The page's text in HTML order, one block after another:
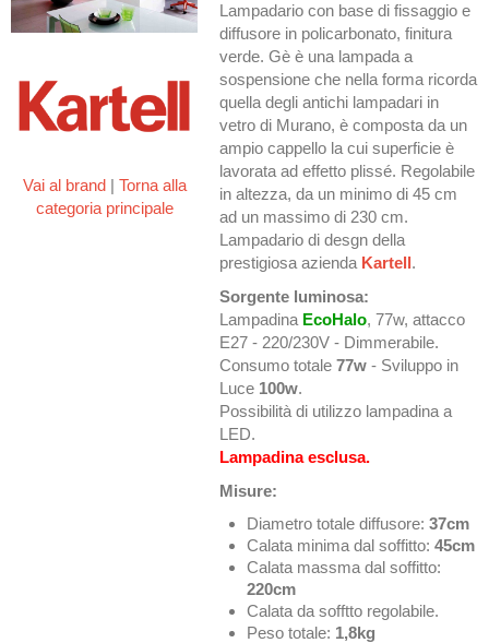
Vai al brand| Torna alla
categoria principale
Lampadario con base di fissaggio e
diffusore in policarbonato, finitura
verde. Gè è una lampada a
sospensione che nella forma ricorda
quella degli antichi lampadari in
vetro di Murano, è composta da un
ampio cappello la cui superficie è
lavorata ad effetto plissé. Regolabile
in altezza, da un minimo di 45 cm
ad un massimo di 230 cm.
Lampadario di desgn della
prestigiosa azienda Kartell.
Sorgente luminosa:
Lampadina EcoHalo, 77w, attacco
E27 - 220/230V - Dimmerabile.
Consumo totale77w - Sviluppo in
Luce 100w.
Possibilità di utilizzo lampadina a
LED.
Lampadina esclusa.
Misure:
Diametro totale diffusore: 37cm
Calata minima dal soffitto:45cm
Calata massma dal soffitto:
220cm
Calata da sofftto regolabile.
Peso totale: 1,8kg